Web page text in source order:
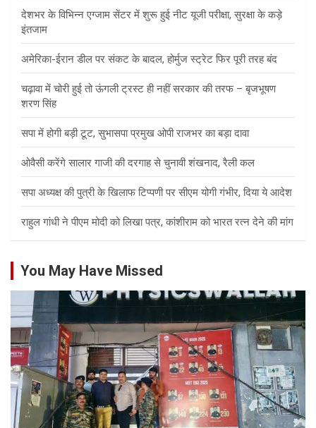
देशभर के विभिन्न एग्जाम सेंटर में शुरू हुई नीट यूजी परीक्षा, सुरक्षा के कड़े
इंतजाम
अमेरिका-ईरान डील पर संकट के बादल, होर्मुज स्ट्रेट फिर पूरी तरह बंद
चढ़ावा में चोरी हुई तो ऊंगली ट्रस्ट ही नहीं सरकार की तरफ – बृजभूषण
शरण सिंह
सपा में होगी बड़ी टूट, सुभासपा प्रमुख ओपी राजभर का बड़ा दावा
ओवैसी करेंगे सालार गाजी की दरगाह से चुनावी शंखनाद, रैली कल
सपा अध्यक्ष की पुत्री के खिलाफ टिप्पणी पर सीएम योगी गंभीर, दिया ये आदेश
राहुल गांधी ने पीएम मोदी को लिखा पत्र, कांशीराम को भारत रत्न देने की मांग
You May Have Missed